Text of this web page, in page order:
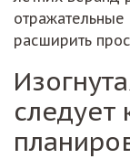
отражательные
расширить
следует